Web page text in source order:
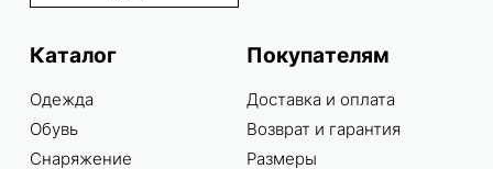
Каталог
Одежда
Обувь
Снаряжение
Покупателям
Доставка и оплата
Возврат и гарантия
Размеры